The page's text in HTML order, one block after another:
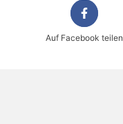
Auf Facebook teilen